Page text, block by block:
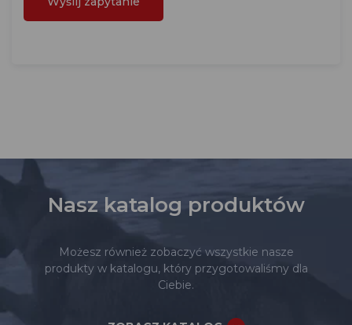
Nasz katalog produktów
Możesz również zobaczyć wszystkie nasze
produkty w katalogu, który przygotowaliśmy dla
Ciebie.